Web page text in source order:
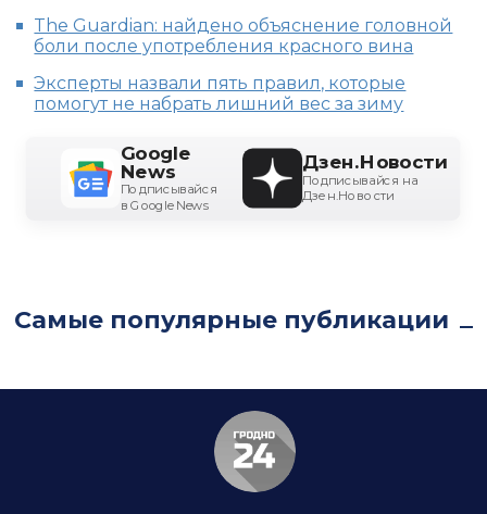
The Guardian: найдено объяснение головной
боли после употребления красного вина
Эксперты назвали пять правил, которые
помогут не набрать лишний вес за зиму
Google
News
Подписывайся
в Google News
Дзен.Новости
Подписывайся на
Дзен.Новости
Самые популярные публикации